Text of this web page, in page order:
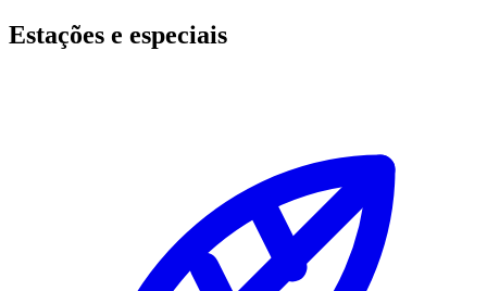
Estações e especiais